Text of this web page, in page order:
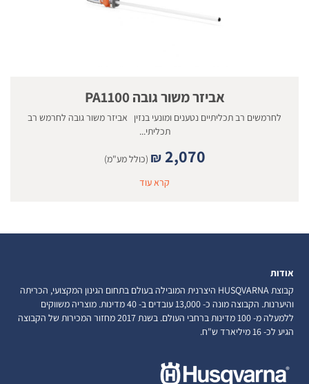
אביזר משור גובה PA1100
לחרמשים רב תכליתיים נטענים ומונעי בנזין אביזר משור גובה לחרמש רב
תכליתי...
₪ 2,070
(כולל מע"מ)
קרא עוד
אודות
קבוצת HUSQVARNA היצרנית המובילה בעולם בתחום הגינון המקצועי, הכריתה
והיערנות. הקבוצה מונה כ- 13,000 עובדים ב- 40 מדינות. מוצריה משווקים
ללמעלה מ- 100 מדינות ברחבי העולם. בשנת 2017 מחזור המכירות של הקבוצה
הגיע לכ- 16 מיליארד ש"ח.